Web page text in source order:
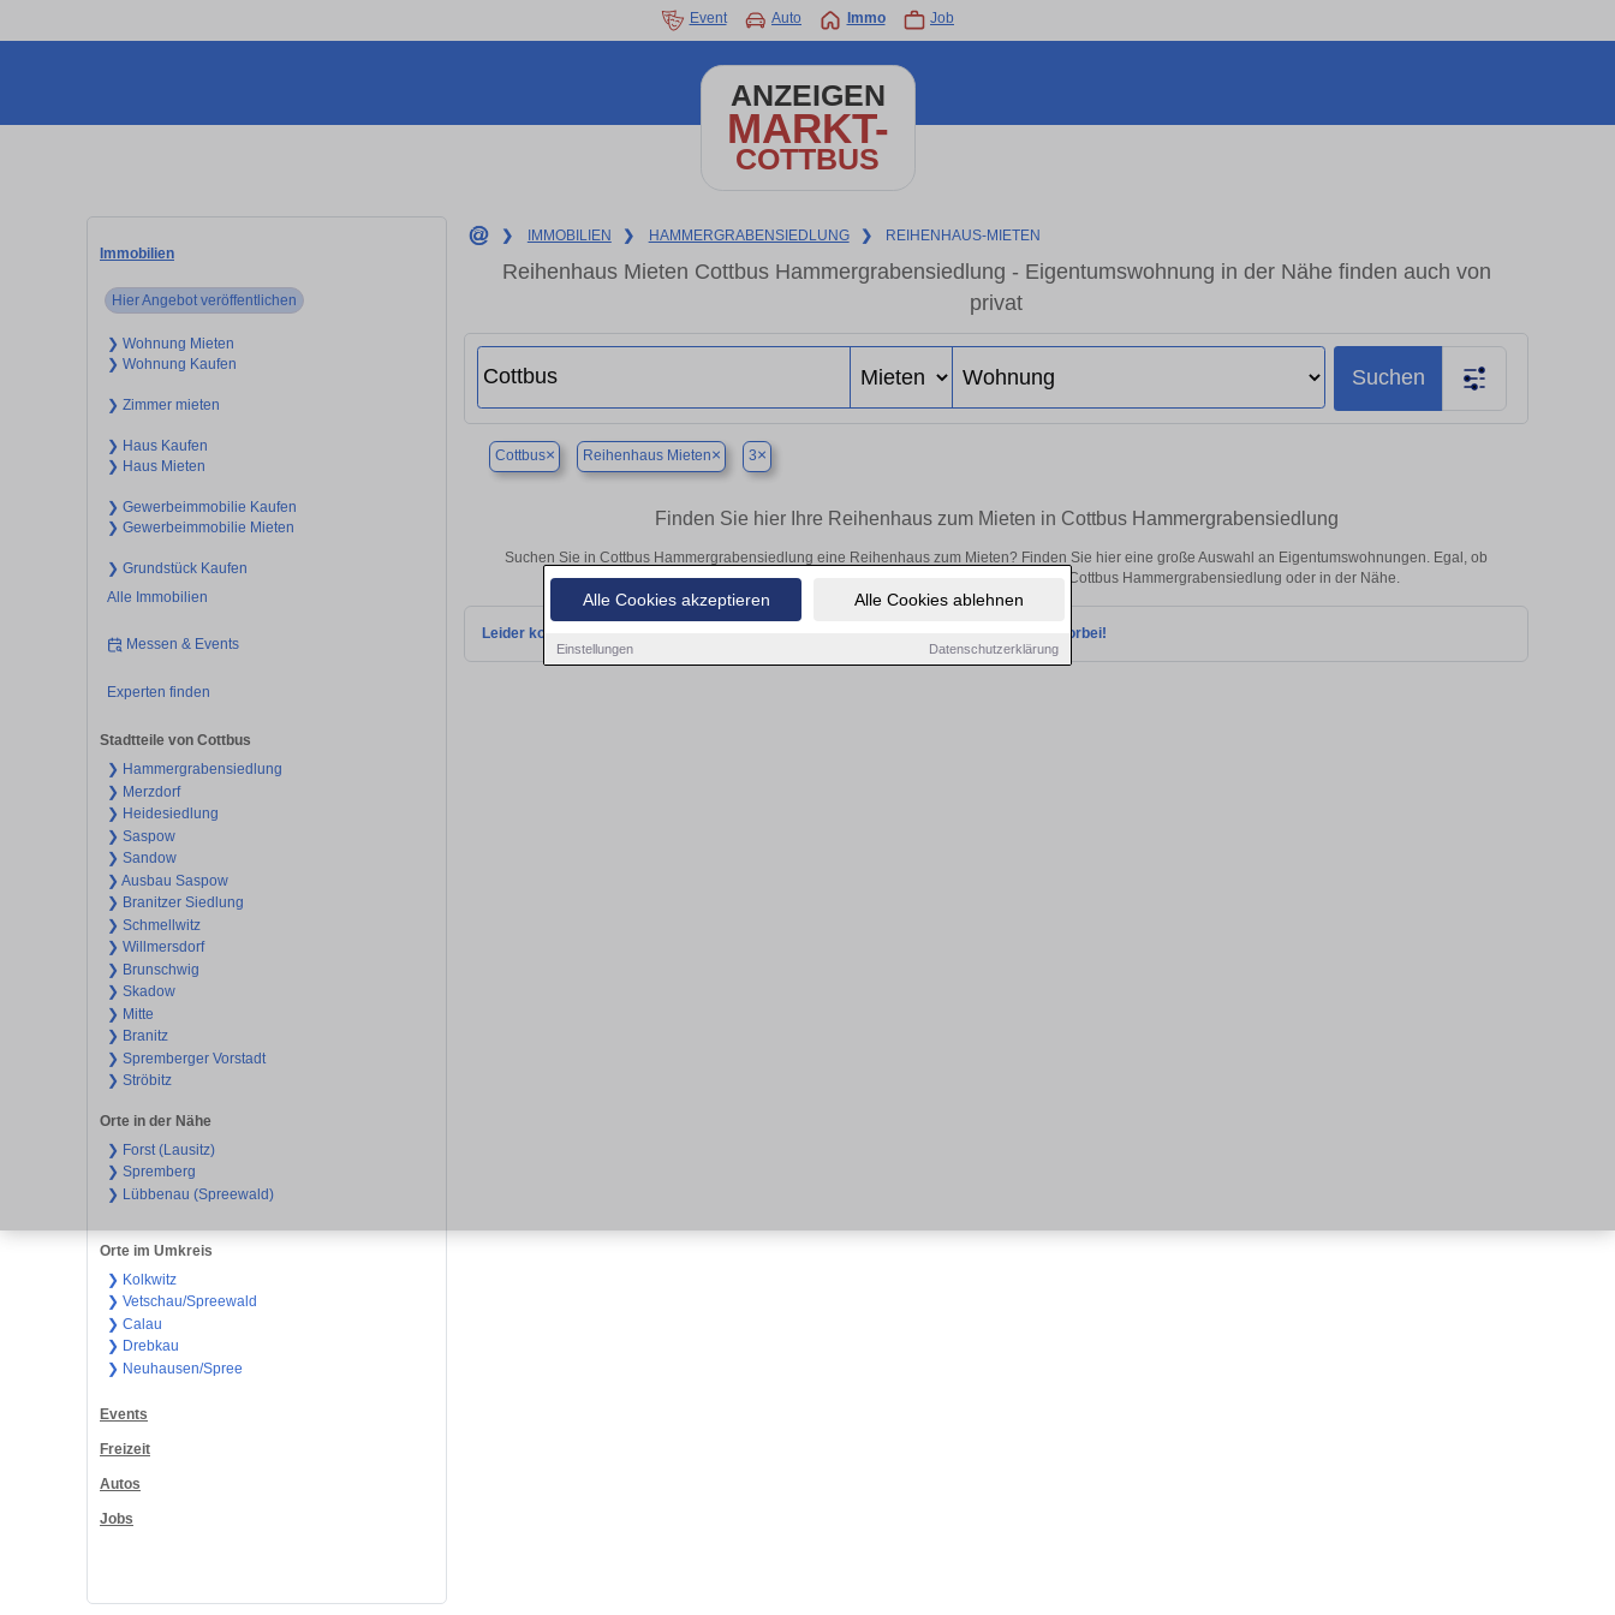
Alle Cookies akzeptieren Alle Cookies ablehnen
Einstellungen Datenschutzerklärung
Event Auto Immo Job
ANZEIGEN
MARKT-
COTTBUS
Immobilien
Hier Angebot veröffentlichen
❯ Wohnung Mieten
❯ Wohnung Kaufen
❯ Zimmer mieten
❯ Haus Kaufen
❯ Haus Mieten
❯ Gewerbeimmobilie Kaufen
❯ Gewerbeimmobilie Mieten
❯ Grundstück Kaufen
Alle Immobilien
Messen & Events
Experten finden
Stadtteile von Cottbus
❯ Hammergrabensiedlung
❯ Merzdorf
❯ Heidesiedlung
❯ Saspow
❯ Sandow
❯ Ausbau Saspow
❯ Branitzer Siedlung
❯ Schmellwitz
❯ Willmersdorf
❯ Brunschwig
❯ Skadow
❯ Mitte
❯ Branitz
❯ Spremberger Vorstadt
❯ Ströbitz
Orte in der Nähe
❯ Forst (Lausitz)
❯ Spremberg
❯ Lübbenau (Spreewald)
Orte im Umkreis
❯ Kolkwitz
❯ Vetschau/Spreewald
❯ Calau
❯ Drebkau
❯ Neuhausen/Spree
Events
Freizeit
Autos
Jobs
❯ IMMOBILIEN ❯ HAMMERGRABENSIEDLUNG ❯ REIHENHAUS-MIETEN
Reihenhaus Mieten Cottbus Hammergrabensiedlung - Eigentumswohnung in der Nähe finden auch von
privat
Suchen
Cottbus× Reihenhaus Mieten× 3×
Finden Sie hier Ihre Reihenhaus zum Mieten in Cottbus Hammergrabensiedlung
Suchen Sie in Cottbus Hammergrabensiedlung eine Reihenhaus zum Mieten? Finden Sie hier eine große Auswahl an Eigentumswohnungen. Egal, ob
als Kapitalanlage oder zur Vermietung – hier finden Sie Ihre Immobilie in Cottbus Hammergrabensiedlung oder in der Nähe.
Leider konnten wir derzeit keine passenden Objekte finden. Schauen Sie bald wieder vorbei!